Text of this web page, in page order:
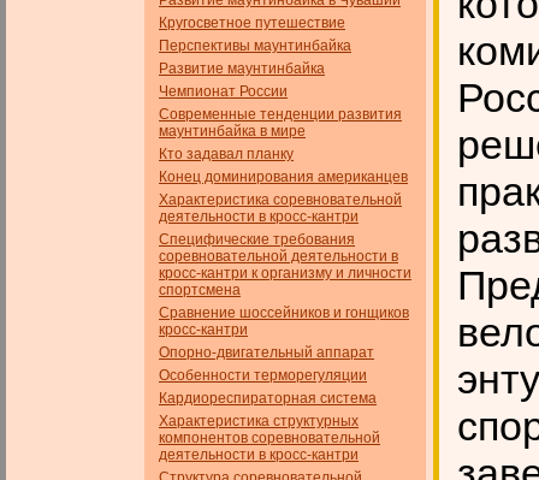
Кругосветное путешествие
Перспективы маунтинбайка
Развитие маунтинбайка
Чемпионат России
Современные тенденции развития
маунтинбайка в мире
Кто задавал планку
Конец доминирования американцев
Характеристика соревновательной
деятельности в кросс-кантри
Специфические требования
соревновательной деятельности в
кросс-кантри к организму и личности
спортсмена
Сравнение шоссейников и гонщиков
кросс-кантри
Опорно-двигательный аппарат
Особенности терморегуляции
Кардиореспираторная система
Характеристика структурных
компонентов соревновательной
деятельности в кросс-кантри